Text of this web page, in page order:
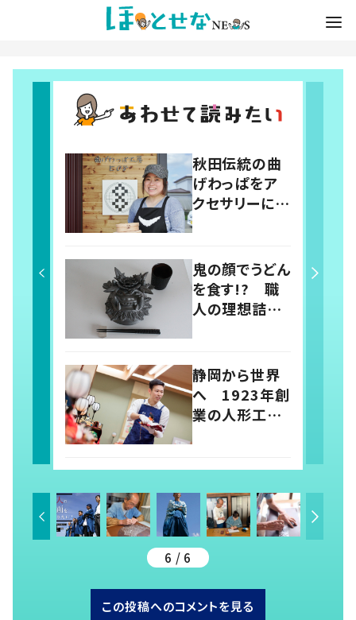
秋田伝統の曲
げわっぱをア
クセサリーに
「女性ならでは
の挑戦
鬼の顔でうどん
を食す!? 職
人の理想詰ま
話
静岡から世界
へ 1923年創
業の人形工房
理由
6 / 6
この投稿へのコメントを見る